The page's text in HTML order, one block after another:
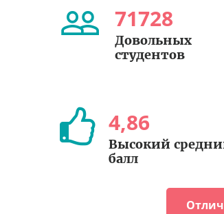
71728
Довольных
студентов
4,86
Высокий
балл